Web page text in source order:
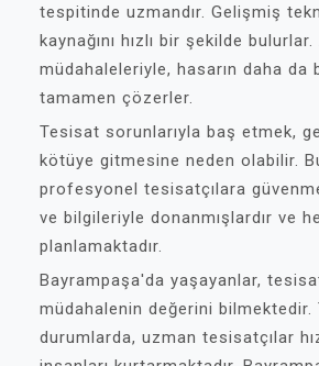
tespitinde uzmandır. Gelişmiş
kaynağını hızlı bir şekilde
müdahaleleriyle, hasarın daha
tamamen çözerler.
Tesisat sorunlarıyla baş etmek,
kötüye gitmesine neden olabilir.
profesyonel tesisatçılara
ve bilgileriyle donanmışlardır ve
planlamaktadır.
Bayrampaşa'da yaşayanlar,
müdahalenin değerini bilmektedir.
durumlarda, uzman tesisatçılar